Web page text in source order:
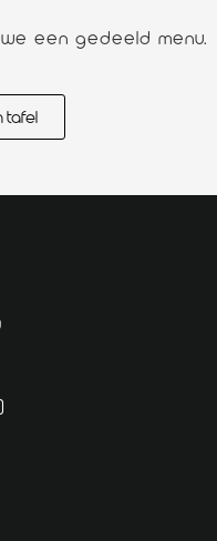
een gedeeld menu.
tafel